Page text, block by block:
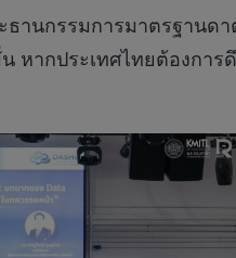
านกรรมการมาตรฐานด
หากประเทศไทยต้องกา